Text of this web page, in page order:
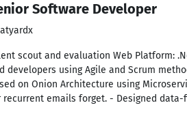
Software Developer
scout and evaluation Web Platform:
developers using Agile and Scrum
on Onion Architecture using
recurrent emails forget. - Designed